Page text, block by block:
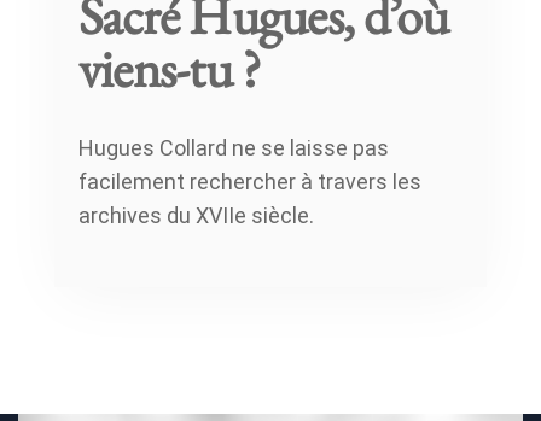
Sacré Hugues, d’où
viens-tu ?
Hugues Collard ne se laisse pas
facilement rechercher à travers les
archives du XVIIe siècle.